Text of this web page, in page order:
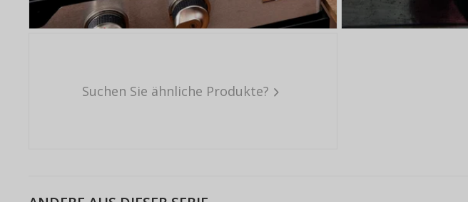
Suchen Sie ähnliche Produkte?